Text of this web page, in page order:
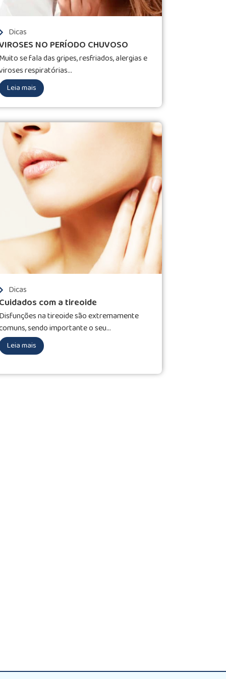
Dicas
NO PERÍODO CHUVOSO
se fala das gripes, resfriados, alergias e
respiratórias...
Leia mais
Dicas
com a tireoide
na tireoide são extremamente
sendo importante o seu...
Leia mais